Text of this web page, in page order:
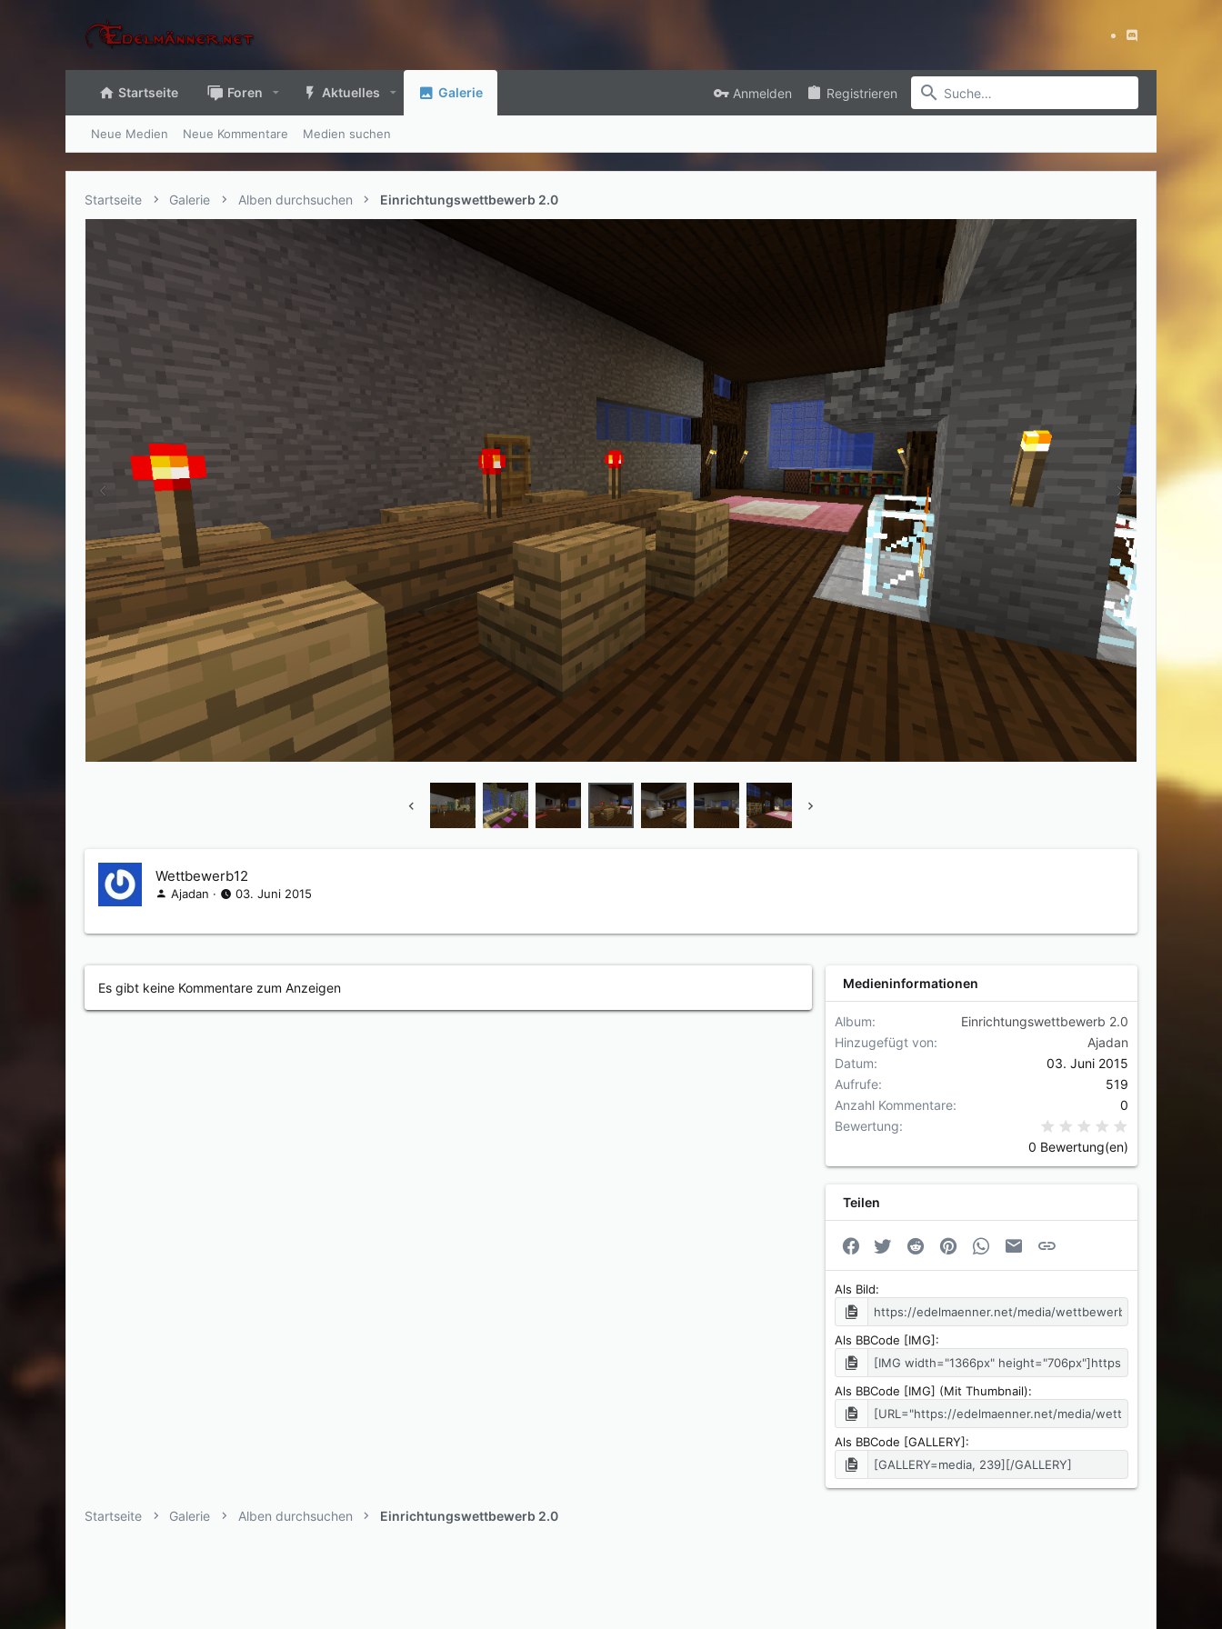
Startseite Foren Aktuelles Galerie Anmelden Registrieren
Neue Medien Neue Kommentare Medien suchen
Startseite Galerie Alben durchsuchen Einrichtungswettbewerb 2.0
Wettbewerb12
Ajadan 03. Juni 2015
Es gibt keine Kommentare zum Anzeigen Medieninformationen
Album
Einrichtungswettbewerb 2.0
Hinzugefügt von
Ajadan
Datum
03. Juni 2015
Aufrufe
519
Anzahl Kommentare
0
Bewertung
0 Bewertung(en)
Teilen
Facebook
Twitter Reddit PinterestWhatsApp
E-Mail
Als Bild
Als BBCode [IMG]
Als BBCode [IMG] (Mit Thumbnail)
Als BBCode [GALLERY]
Startseite Galerie Alben durchsuchen Einrichtungswettbewerb 2.0